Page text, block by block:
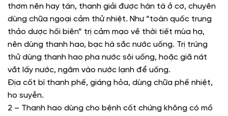
thơm nên hay tán, thanh giải được hàn tà ở cơ, chuyên
dùng chữa ngoại cảm thử nhiệt. Như “toàn quốc trung
thảo dược hối biên” trị cảm mạo về thời tiết mùa hạ,
nên dùng thanh hao, bạc hà sắc nước uống. Trị trúng
thử dùng thanh hao pha nước sôi uống, hoặc giã nát
vắt lấy nước, ngâm vào nước lạnh để uống.
Địa cốt bì thanh phế, giáng hỏa, dùng chữa phế nhiệt,
ho suyễn.
2 – Thanh hao dùng cho bệnh cốt chứng không có mồ